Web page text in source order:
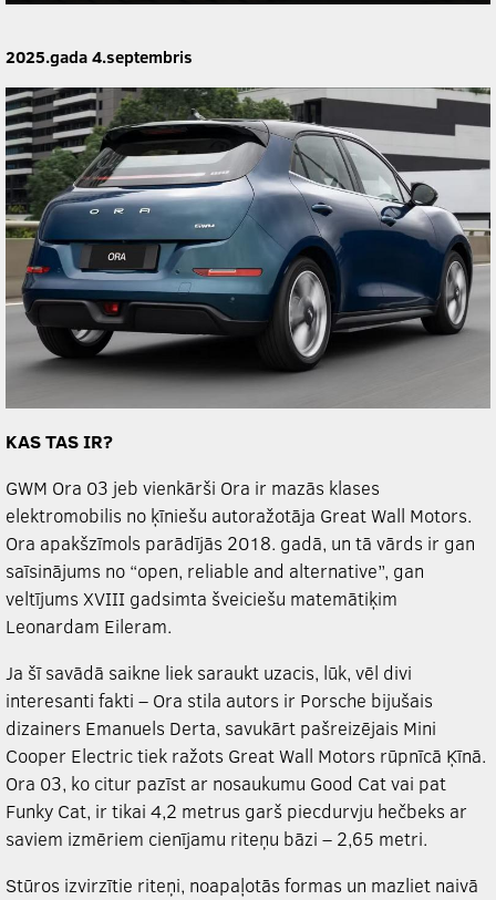
2025.gada 4.septembris
KAS TAS IR?
GWM Ora 03 jeb vienkārši Ora ir mazās klases
elektromobilis no ķīniešu autoražotāja Great Wall Motors.
Ora apakšzīmols parādījās 2018. gadā, un tā vārds ir gan
saīsinājums no “open, reliable and alternative”, gan
veltījums XVIII gadsimta šveiciešu matemātiķim
Leonardam Eileram.
Ja šī savādā saikne liek saraukt uzacis, lūk, vēl divi
interesanti fakti – Ora stila autors ir Porsche bijušais
dizainers Emanuels Derta, savukārt pašreizējais Mini
Cooper Electric tiek ražots Great Wall Motors rūpnīcā Ķīnā.
Ora 03, ko citur pazīst ar nosaukumu Good Cat vai pat
Funky Cat, ir tikai 4,2 metrus garš piecdurvju hečbeks ar
saviem izmēriem cienījamu riteņu bāzi – 2,65 metri.
Stūros izvirzītie riteņi, noapaļotās formas un mazliet naivā